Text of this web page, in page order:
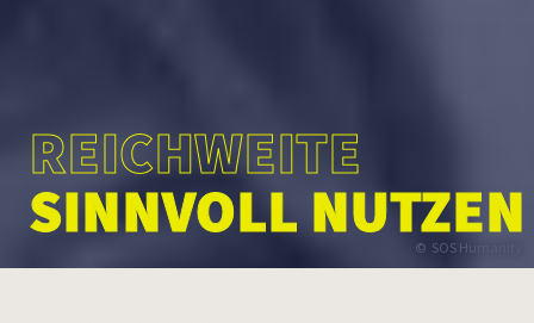
SOS Humanity
REICHWEITE
SINNVOLL NUTZEN